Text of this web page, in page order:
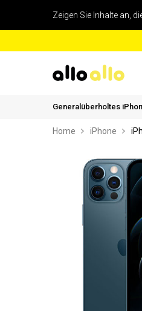
Zeigen Sie Inhalte an,
Generalüberholtes
Home iPhone